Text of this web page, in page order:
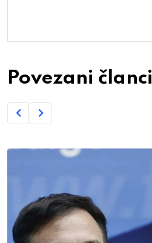
Povezani članci